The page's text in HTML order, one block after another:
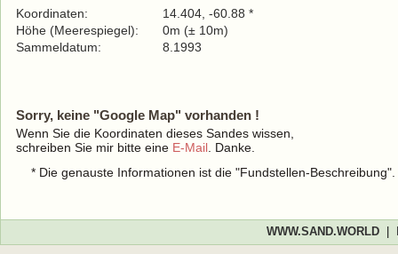
Koordinaten:
14.404, -60.88 *
Höhe (Meerespiegel):
0m (± 10m)
Sammeldatum:
8.1993
Sorry, keine "Google Map" vorhanden !
Wenn Sie die Koordinaten dieses Sandes wissen,
schreiben Sie mir bitte eine E-Mail . Danke.
* Die genauste Informationen ist die "Fundstellen-
WWW.SAND.WORLD|